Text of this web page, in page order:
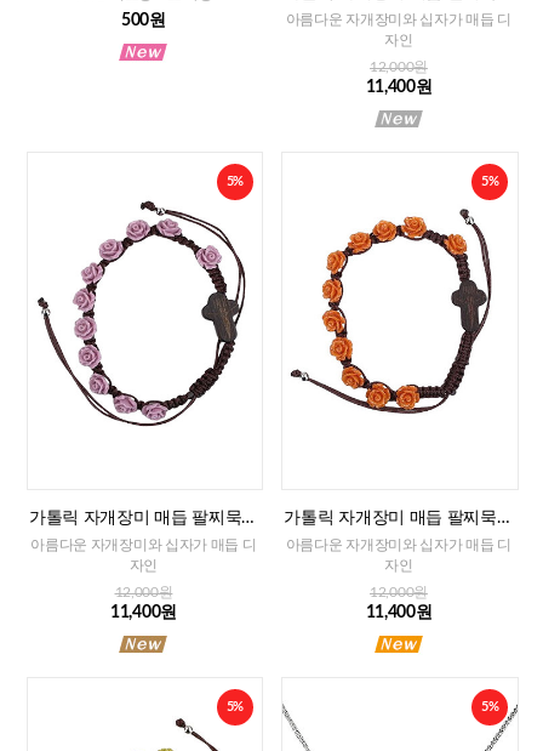
500원
(아이보리)-8mm
아름다운 자개장미와 십자가 매듭 디
자인
12,000원
11,400원
5%
가톨릭 자개장미 매듭 팔찌묵주
(퍼플)-8mm
아름다운 자개장미와 십자가 매듭 디
자인
12,000원
11,400원
5%
가톨릭 자개장미 매듭 팔찌묵주
(오렌지)-8mm
아름다운 자개장미와 십자가 매듭 디
자인
12,000원
11,400원
5% 5%